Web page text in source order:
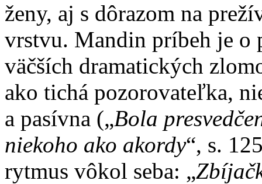
ženy, aj s dôrazom na
vrstvu. Mandin príbeh je o
väčších dramatických
ako tichá pozorovateľka,
a pasívna („Bola
niekoho ako akordy“, s.
rytmus vôkol seba: „